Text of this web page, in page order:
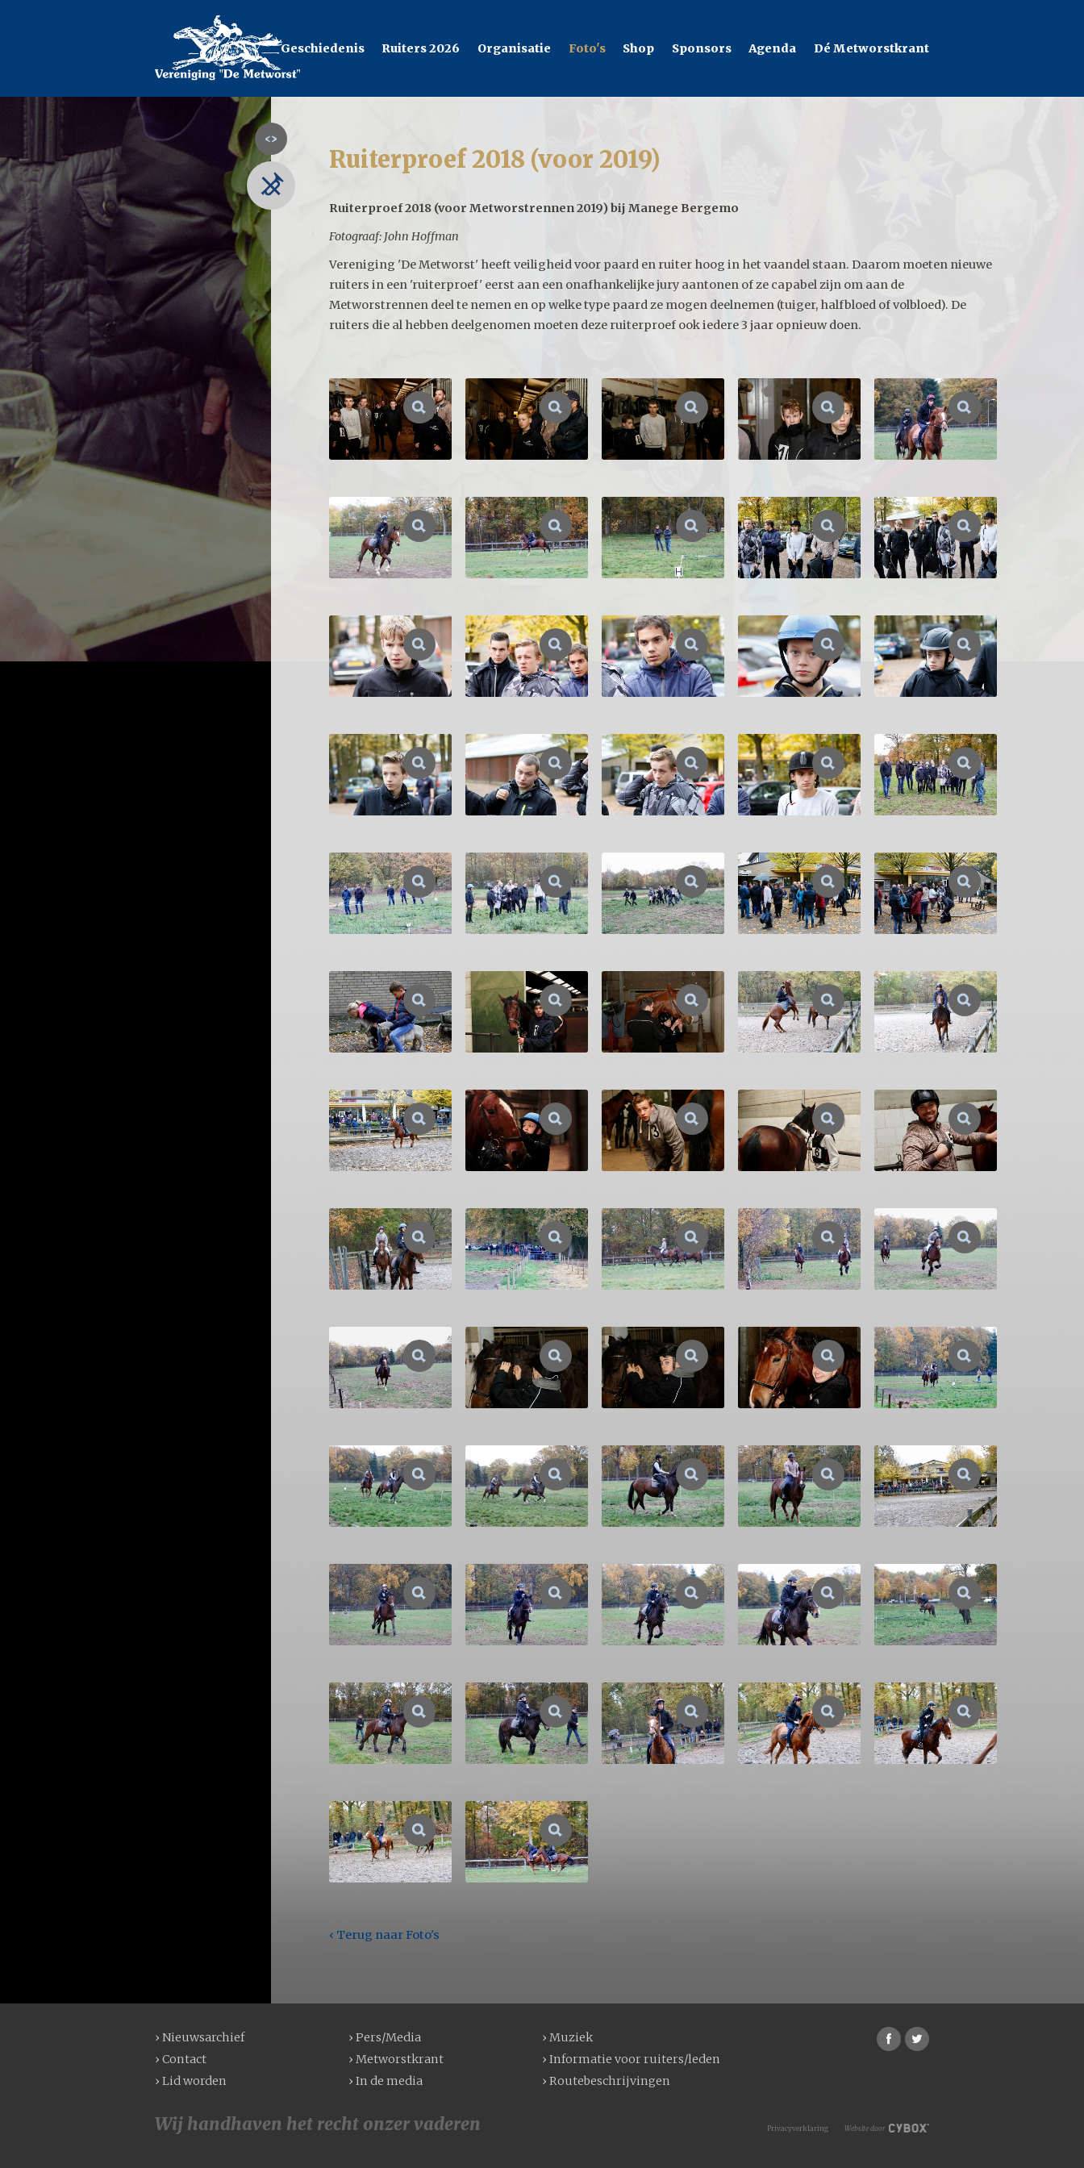
Geschiedenis Ruiters 2026 Organisatie Foto's Shop Sponsors Agenda Dé Metworstkrant
Ruiterproef 2018 (voor 2019)
Ruiterproef 2018 (voor Metworstrennen 2019) bij Manege Bergemo
Fotograaf: John Hoffman
Vereniging 'De Metworst' heeft veiligheid voor paard en ruiter hoog in het vaandel staan. Daarom moeten nieuwe
ruiters in een 'ruiterproef' eerst aan een onafhankelijke jury aantonen of ze capabel zijn om aan de
Metworstrennen deel te nemen en op welke type paard ze mogen deelnemen (tuiger, halfbloed of volbloed). De
ruiters die al hebben deelgenomen moeten deze ruiterproef ook iedere 3 jaar opnieuw doen.
‹ Terug naar Foto's
› Nieuwsarchief
› Contact
› Lid worden
› Pers/Media
› Metworstkrant
› In de media
› Muziek
› Informatie voor ruiters/leden
› Routebeschrijvingen
Privacyverklaring Website door
Wij handhaven het recht onzer vaderen